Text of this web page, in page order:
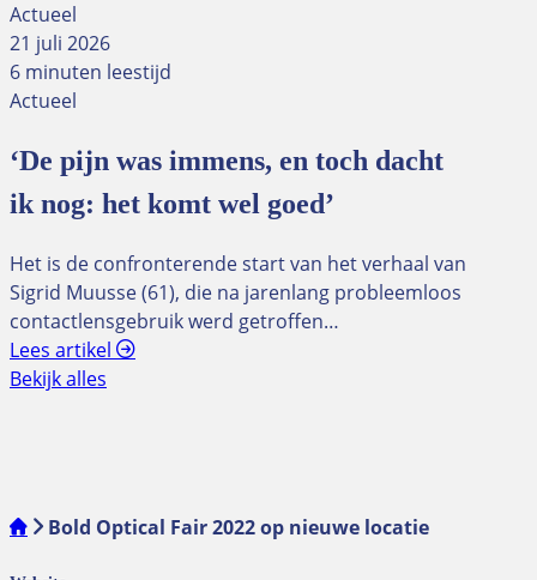
Actueel
21 juli 2026
6 minuten leestijd
Actueel
‘De pijn was immens, en toch dacht
ik nog: het komt wel goed’
Het is de confronterende start van het verhaal van
Sigrid Muusse (61), die na jarenlang probleemloos
contactlensgebruik werd getroffen…
Lees artikel
Bekijk alles
Bold Optical Fair 2022 op nieuwe locatie